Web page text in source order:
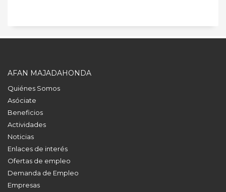
AFAN MAJADAHONDA
Quiénes Somos
Asóciate
Beneficios
Actividades
Noticias
Enlaces de interés
Ofertas de empleo
Demanda de Empleo
Empresas